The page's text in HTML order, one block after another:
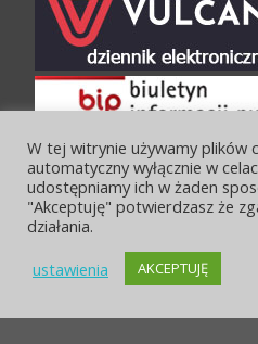
W tej witrynie używamy plików
automatyczny wyłącznie w
udostępniamy ich w żaden
"Akceptuję" potwierdzasz że
działania.
ustawienia
AKCEPTUJĘ